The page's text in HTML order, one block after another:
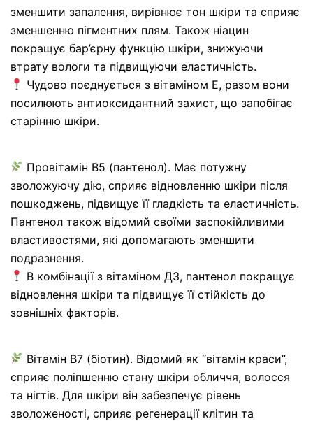
зменшити запалення, вирівнює тон шкіри та сприяє
зменшенню пігментних плям. Також ніацин
покращує бар’єрну функцію шкіри, знижуючи
втрату вологи та підвищуючи еластичність.
Чудово поєднується з вітаміном Е, разом вони
посилюють антиоксидантний захист, що запобігає
старінню шкіри.
Провітамін В5 (пантенол). Має потужну
зволожуючу дію, сприяє відновленню шкіри після
пошкоджень, підвищує її гладкість та еластичність.
Пантенол також відомий своїми заспокійливими
властивостями, які допомагають зменшити
подразнення.
В комбінації з вітаміном Д3, пантенол покращує
відновлення шкіри та підвищує її стійкість до
зовнішніх факторів.
Вітамін В7 (біотин). Відомий як “вітамін краси”,
сприяє поліпшенню стану шкіри обличчя, волосся
та нігтів. Для шкіри він забезпечує рівень
зволоженості, сприяє регенерації клітин та